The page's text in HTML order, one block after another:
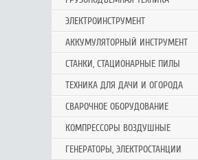
ЭЛЕКТРОИНСТРУМЕНТ
АККУМУЛЯТОРНЫЙ ИНСТРУМЕНТ
СТАНКИ, СТАЦИОНАРНЫЕ ПИЛЫ
ТЕХНИКА ДЛЯ ДАЧИ И ОГОРОДА
СВАРОЧНОЕ ОБОРУДОВАНИЕ
КОМПРЕССОРЫ ВОЗДУШНЫЕ
ГЕНЕРАТОРЫ, ЭЛЕКТРОСТАНЦИИ